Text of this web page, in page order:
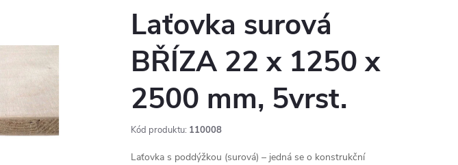
Laťovka surová
BŘÍZA 22 x 1250 x
2500 mm, 5vrst.
Kód produktu: 110008
Laťovka s poddýžkou (surová) – jedná se o konstrukční